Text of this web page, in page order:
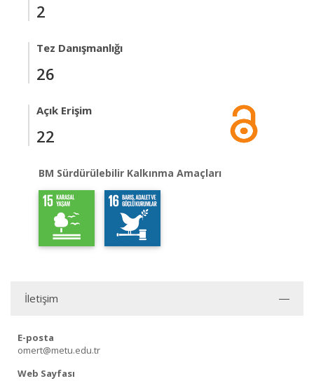
2
Tez Danışmanlığı
26
Açık Erişim
22
BM Sürdürülebilir Kalkınma Amaçları
İletişim
E-posta
omert@metu.edu.tr
Web Sayfası